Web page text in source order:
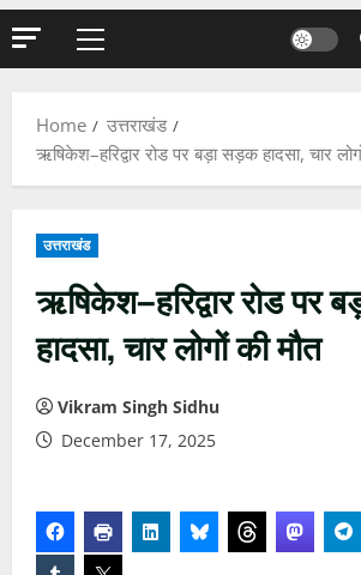
Primary
Home
उत्तराखंड
ऋषिकेश–हरिद्वार रोड पर बड़ा सड़क हादसा, चार
उत्तराखंड
ऋषिकेश–हरिद्वार रोड पर
हादसा, चार लोगों की मौत
Vikram Singh Sidhu
December 17, 2025